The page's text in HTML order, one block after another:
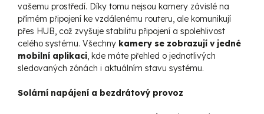
vašemu prostředí. Díky tomu nejsou kamery závislé na
přímém připojení ke vzdálenému routeru, ale komunikují
přes HUB, což zvyšuje stabilitu připojení a spolehlivost
celého systému. Všechny kamery se zobrazují v jedné
mobilní aplikaci, kde máte přehled o jednotlivých
sledovaných zónách i aktuálním stavu systému.
Solární napájení a bezdrátový provoz